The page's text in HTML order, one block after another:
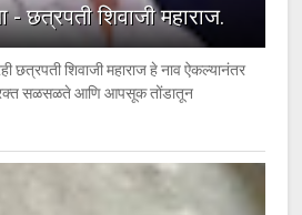
छत्रपती शिवाजी महाराज.
छत्रपती शिवाजी महाराज हे नाव ऐकल्यानंतर
रक्त सळसळते आणि आपसूक तोंडातून